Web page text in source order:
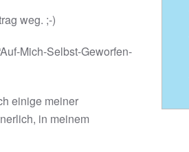
weg. ;-)
Mich-Selbst-Geworfen-
einige meiner
in meinem